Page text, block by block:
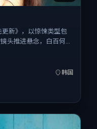
更新》，以惊悚类型包
头推进悬念，白百何、
适合关注现实质感与类
韩国